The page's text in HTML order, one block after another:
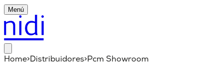
Menú
Home>Distribuidores>Pcm Showroom